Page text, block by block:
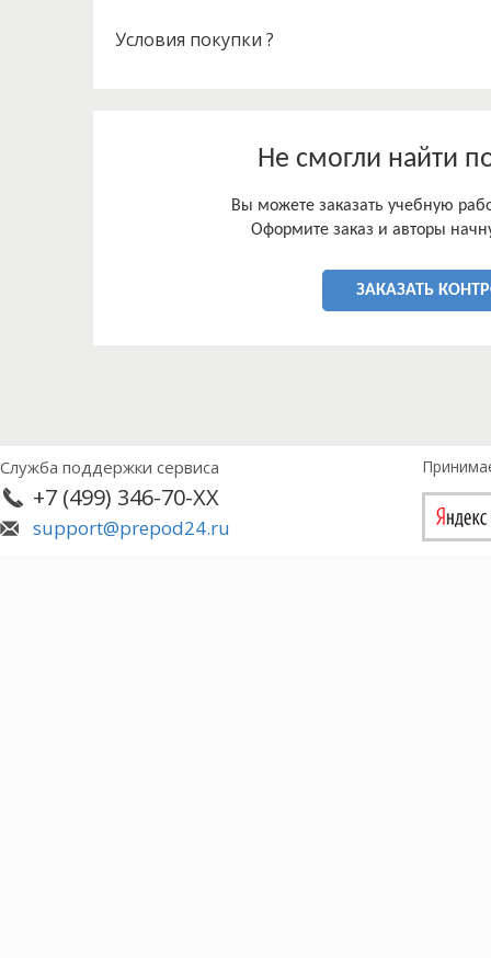
Условия покупки ?
Не смогли найти
Вы можете заказать учебную
Оформите заказ и авторы
ЗАКАЗАТЬ
Служба поддержки сервиса
+7 (499) 346-70-XX
support@prepod24.ru